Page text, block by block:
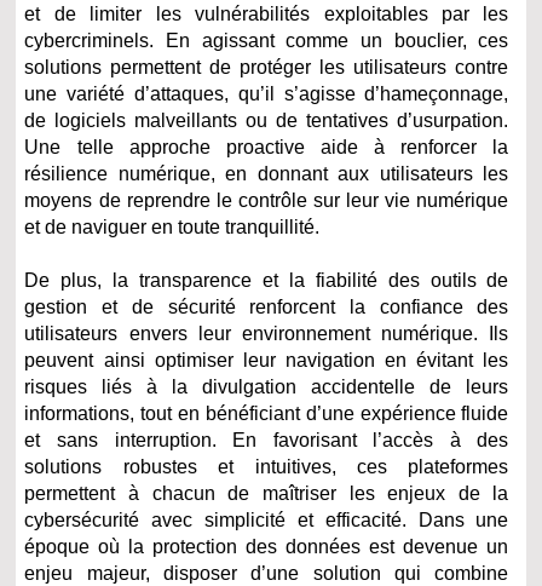
et de limiter les vulnérabilités exploitables par les
cybercriminels. En agissant comme un bouclier, ces
solutions permettent de protéger les utilisateurs contre
une variété d’attaques, qu’il s’agisse d’hameçonnage,
de logiciels malveillants ou de tentatives d’usurpation.
Une telle approche proactive aide à renforcer la
résilience numérique, en donnant aux utilisateurs les
moyens de reprendre le contrôle sur leur vie numérique
et de naviguer en toute tranquillité.
De plus, la transparence et la fiabilité des outils de
gestion et de sécurité renforcent la confiance des
utilisateurs envers leur environnement numérique. Ils
peuvent ainsi optimiser leur navigation en évitant les
risques liés à la divulgation accidentelle de leurs
informations, tout en bénéficiant d’une expérience fluide
et sans interruption. En favorisant l’accès à des
solutions robustes et intuitives, ces plateformes
permettent à chacun de maîtriser les enjeux de la
cybersécurité avec simplicité et efficacité. Dans une
époque où la protection des données est devenue un
enjeu majeur, disposer d’une solution qui combine